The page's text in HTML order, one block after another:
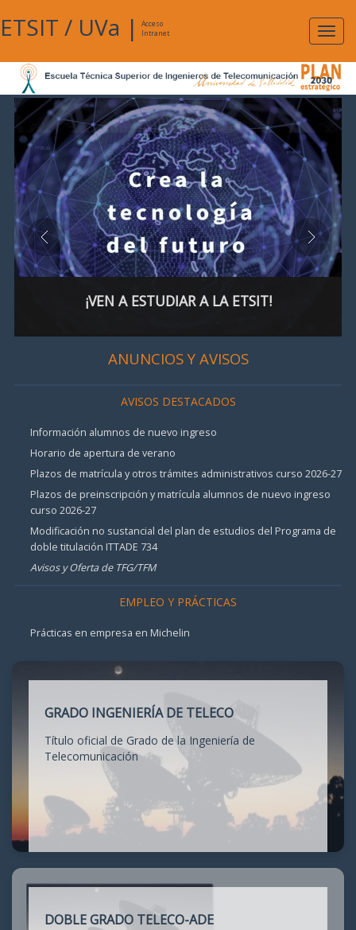
ETSIT / UVa |
Acceso
Intranet
¡VEN A ESTUDIAR A LA ETSIT!
ANUNCIOS Y AVISOS
AVISOS DESTACADOS
Información alumnos de nuevo ingreso
Horario de apertura de verano
Plazos de matrícula y otros trámites administrativos curso 2026-27
Plazos de preinscripción y matrícula alumnos de nuevo ingreso
curso 2026-27
Modificación no sustancial del plan de estudios del Programa de
doble titulación ITTADE 734
Avisos y Oferta de TFG/TFM
EMPLEO Y PRÁCTICAS
Prácticas en empresa en Michelin
GRADO INGENIERÍA DE TELECO
Título oficial de Grado de la Ingeniería de
Telecomunicación
DOBLE GRADO TELECO-ADE